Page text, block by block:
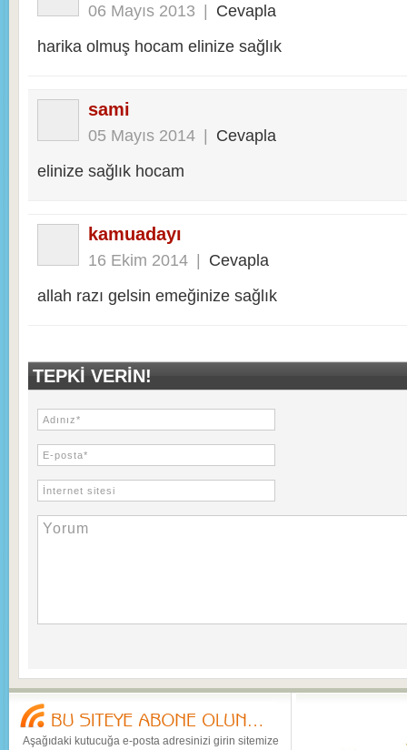
06 Mayıs 2013 | Cevapla
harika olmuş hocam elinize sağlık
sami
05 Mayıs 2014 | Cevapla
elinize sağlık hocam
kamuadayı
16 Ekim 2014 | Cevapla
allah razı gelsin emeğinize sağlık
TEPKI VERIN!
Aşağıdaki kutucuğa e-posta adresinizi girin sitemize